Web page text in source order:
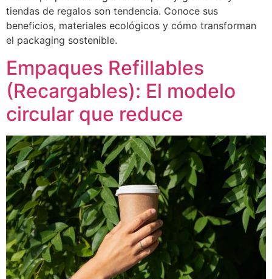
tiendas de regalos son tendencia. Conoce sus
beneficios, materiales ecológicos y cómo transforman
el packaging sostenible.
Empaques Refillables
(Recargables): El modelo
circular que reduce